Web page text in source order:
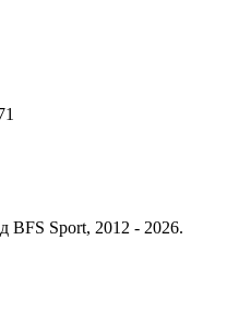
BFS Sport, 2012 - 2026.